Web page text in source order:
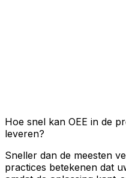
Hoe snel kan OEE in de
leveren?
Sneller dan de meesten
practices betekenen dat